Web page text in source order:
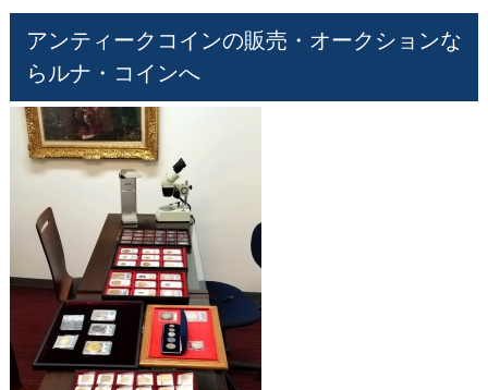
アンティークコインの販売・オークションな
らルナ・コインへ